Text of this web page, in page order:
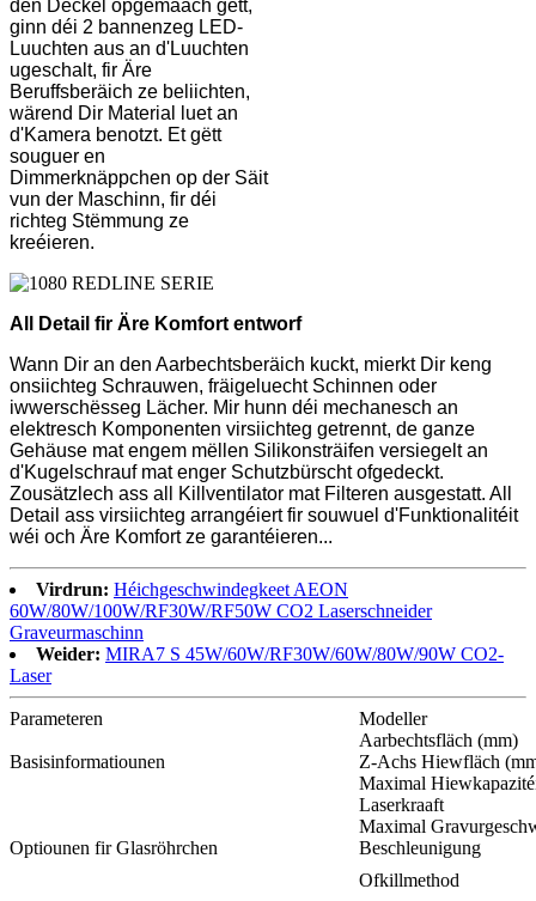
den Deckel opgemaach gëtt,
ginn déi 2 bannenzeg LED-
Luuchten aus an d'Luuchten
ugeschalt, fir Äre
Beruffsberäich ze beliichten,
wärend Dir Material luet an
d'Kamera benotzt. Et gëtt
souguer en
Dimmerknäppchen op der Säit
vun der Maschinn, fir déi
richteg Stëmmung ze
kreéieren.
All Detail fir Äre Komfort entworf
Wann Dir an den Aarbechtsberäich kuckt, mierkt Dir keng
onsiichteg Schrauwen, fräigeluecht Schinnen oder
iwwerschësseg Lächer. Mir hunn déi mechanesch an
elektresch Komponenten virsiichteg getrennt, de ganze
Gehäuse mat engem mëllen Silikonsträifen versiegelt an
d'Kugelschrauf mat enger Schutzbürscht ofgedeckt.
Zousätzlech ass all Killventilator mat Filteren ausgestatt. All
Detail ass virsiichteg arrangéiert fir souwuel d'Funktionalitéit
wéi och Äre Komfort ze garantéieren...
Virdrun: Héichgeschwindegkeet AEON
60W/80W/100W/RF30W/RF50W CO2 Laserschneider
Graveurmaschinn
Weider: MIRA7 S 45W/60W/RF30W/60W/80W/90W CO2-
Laser
Parameteren Modeller
Basisinformatiounen
Aarbechtsfläch (mm)
Z-Achs Hiewfläch
Maximal
Optiounen fir Glasröhrchen
Laserkraaft
Maximal
Beschleunigung
Ofkillmethod